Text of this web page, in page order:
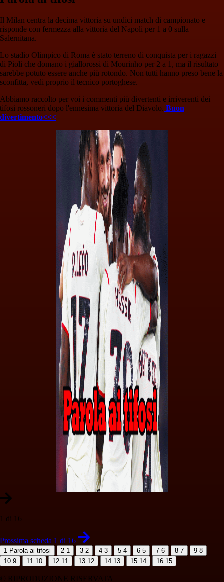
Il Milan centra la decima vittoria su undici match di campionato e
risponde con fermezza alla vittoria del Napoli per 1 a 0 sulla
Salernitana.
Lo stadio Olimpico di Roma è stato terreno di conquista per i ragazzi
di Pioli che domano i giallorossi di Mourinho per 2 a 1, ma il risultato
sarebbe potuto essere anche più rotondo. Non tutti hanno preso bene la
sconfitta, vedi proprio il tecnico portoghese.
Abbiamo raccolto per voi i commenti più divertenti e irriverenti dei
tifosi rossoneri dopo l'ennesima vittoria del Diavolo. Buon
divertimento<<<
1 di 16
Prossima scheda 1 di 16
1 Parola ai tifosi 2 1 3 2 4 3 5 4 6 5 7 6 8 7 9 8
10 9 11 10 12 11 13 12 14 13 15 14 16 15
© RIPRODUZIONE RISERVATA